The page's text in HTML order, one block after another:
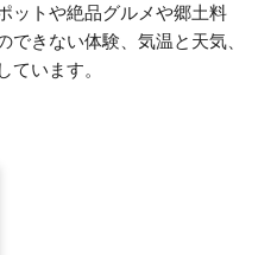
ットや絶品グルメや郷土料
きない体験、気温と天気、
います。